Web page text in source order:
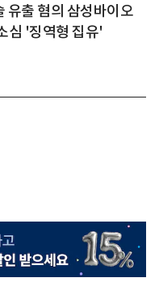
유출 혐의 삼성바이오
심 '징역형 집유'